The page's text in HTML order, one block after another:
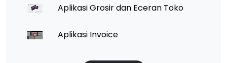
Aplikasi Grosir dan Eceran Toko
Aplikasi Invoice